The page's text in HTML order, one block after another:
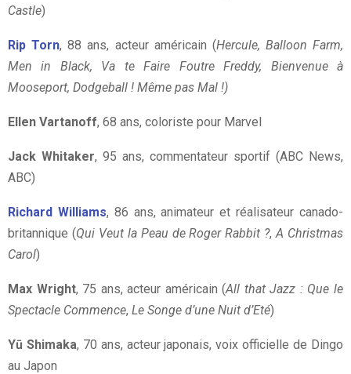
Castle)
Rip Torn, 88 ans, acteur américain (Hercule, Balloon Farm,
Men in Black, Va te Faire Foutre Freddy, Bienvenue à
Mooseport, Dodgeball ! Même pas Mal !)
Ellen Vartanoff, 68 ans, coloriste pour Marvel
Jack Whitaker, 95 ans, commentateur sportif (ABC News,
ABC)
Richard Williams, 86 ans, animateur et réalisateur canado-
britannique (Qui Veut la Peau de Roger Rabbit ?,A Christmas
Carol)
Max Wright, 75 ans, acteur américain (All that Jazz : Que le
Spectacle Commence, Le Songe d’une Nuit d’Eté)
Yū Shimaka, 70 ans, acteur japonais, voix officielle de Dingo
au Japon